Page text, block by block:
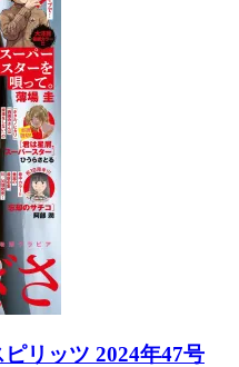
リッツ 2024年47号